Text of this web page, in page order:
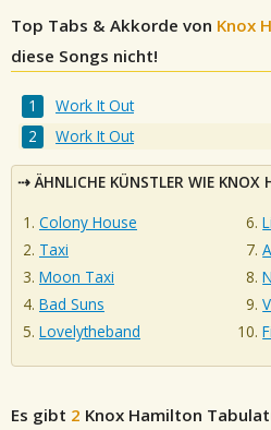
Top Tabs & Akkorde von Knox
diese Songs nicht!
Work It Out
Work It Out
ÄHNLICHE KÜNSTLER WIE KNOX
Colony House
Taxi
Moon Taxi
Bad Suns
Lovelytheband
Es gibt 2 Knox Hamilton